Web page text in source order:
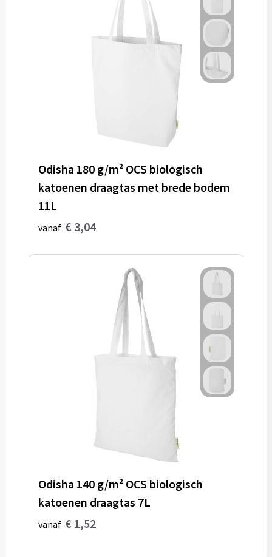
Odisha 180 g/m² OCS biologisch
katoenen draagtas met brede bodem
11L
vanaf € 3,04
Odisha 140 g/m² OCS biologisch
katoenen draagtas 7L
vanaf € 1,52